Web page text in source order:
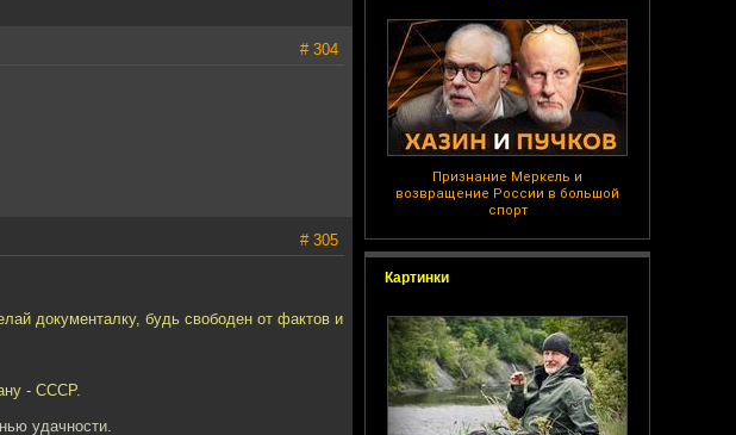
Признание Меркель и
возвращение России в большой
спорт
Картинки
# 304
# 305
документалку, будь свободен от фактов и
- СССР.
удачности.